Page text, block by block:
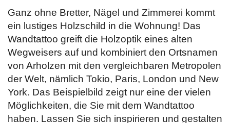
Ganz ohne Bretter, Nägel und Zimmerei kommt
ein lustiges Holzschild in die Wohnung! Das
Wandtattoo greift die Holzoptik eines alten
Wegweisers auf und kombiniert den Ortsnamen
von Arholzen mit den vergleichbaren Metropolen
der Welt, nämlich Tokio, Paris, London und New
York. Das Beispielbild zeigt nur eine der vielen
Möglichkeiten, die Sie mit dem Wandtattoo
haben. Lassen Sie sich inspirieren und gestalten